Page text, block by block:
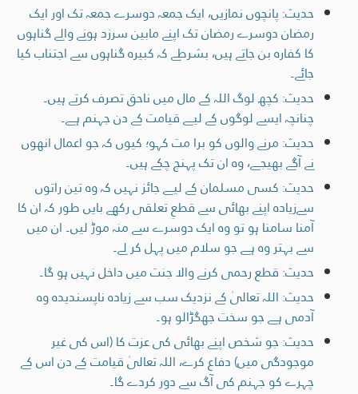
حدیث: پانچوں نمازیں، ایک جمعہ دوسرے جمعہ تک اور ایک
رمضان دوسرے رمضان تک اپنے مابین سرزد ہونے والے گناہوں
کا کفارہ بن جاتے ہیں، بشرطے کہ کبیرہ گناہوں سے اجتناب کیا
جائے۔
حدیث: کچھ لوگ اللہ کے مال میں ناحق تصرف کرتے ہیں۔
چنانچہ ایسے لوگوں کے لیے قیامت کے دن جہنم ہے۔
حدیث: مرنے والوں کو برا مت کہو؛ کیوں کہ جو اعمال انھوں
نے آگے بھیجے، وہ ان تک پہنچ چکے ہیں۔
حدیث: کسی مسلمان کے لیے جائز نہیں کہ وہ تین راتوں
سےزیادہ اپنے بھائی سے قطعِ تعلقی رکھے بایں طور کہ ان کا
آمنا سامنا ہو تو وہ ایک دوسرے سے منہ موڑ لیں۔ ان میں
سے بہتر وہ ہے جو سلام میں پہل کر لے۔
حدیث: قطع رحمی کرنے والا جنت میں داخل نہیں ہو گا۔
حدیث: اللہ تعالیٰ کے نزدیک سب سے زیادہ ناپسنديده وہ
آدمی ہے جو سخت جھگڑالو ہو۔
حدیث: جو شخص اپنے بھائی کی عزت کا (اس کی غیر
موجودگی میں) دفاع کرے، اللہ تعالیٰ قیامت کے دن اس کے
چہرے کو جہنم کی آگ سے دور کردے گا۔